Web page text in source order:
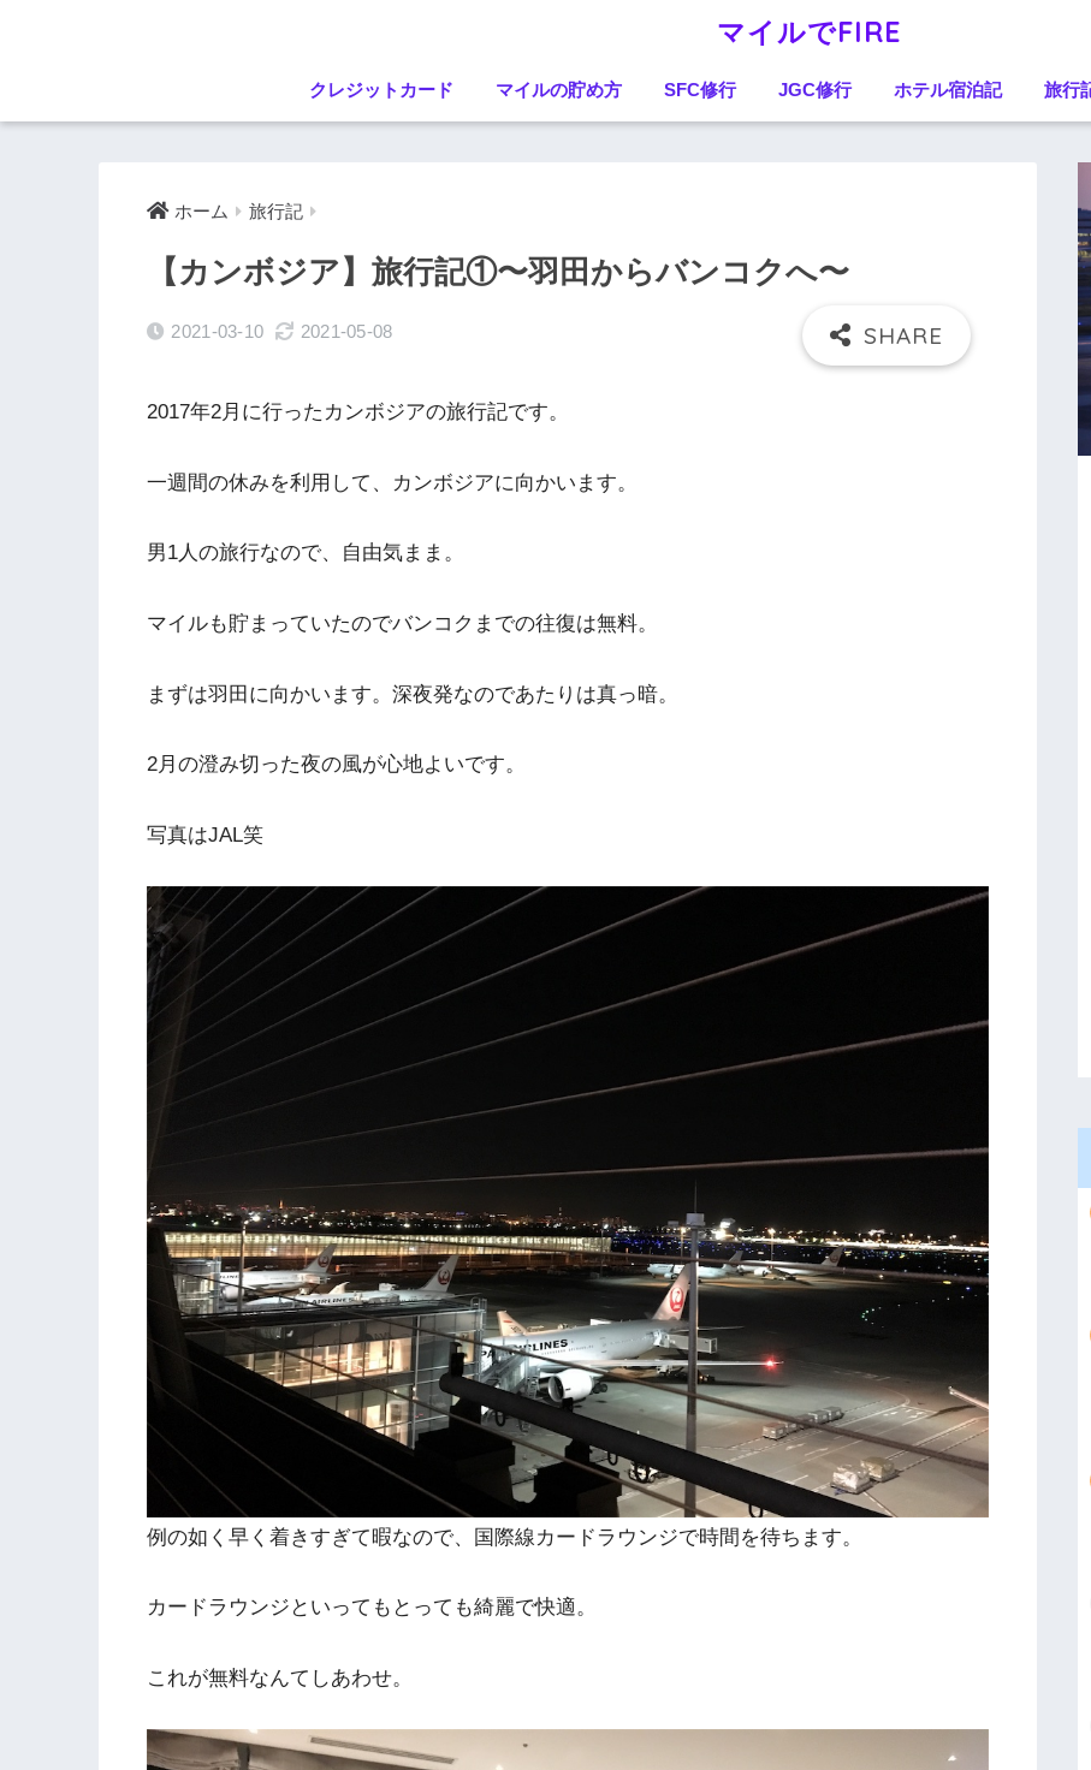
マイルでFIRE
クレジットカード マイルの貯め方 SFC修行 JGC修行 ホテル宿泊記 旅行
ホーム 旅行記
【カンボジア】旅行記①〜羽田からバンコクへ〜
2021-03-10 2021-05-08
2017年2月に行ったカンボジアの旅行記です。
一週間の休みを利用して、カンボジアに向かいます。
男1人の旅行なので、自由気まま。
マイルも貯まっていたのでバンコクまでの往復は無料。
まずは羽田に向かいます。深夜発なのであたりは真っ暗。
2月の澄み切った夜の風が心地よいです。
写真はJAL笑
例の如く早く着きすぎて暇なので、国際線カードラウンジで時間を待ちます。
カードラウンジといってもとっても綺麗で快適。
これが無料なんてしあわせ。